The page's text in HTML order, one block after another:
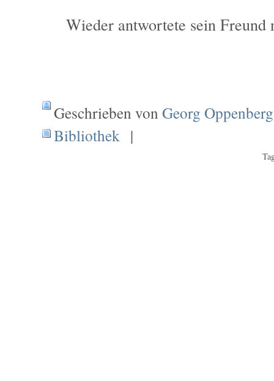
Wieder antwortete sein Freund
Geschrieben vonGeorg Oppenberg
Bibliothek |